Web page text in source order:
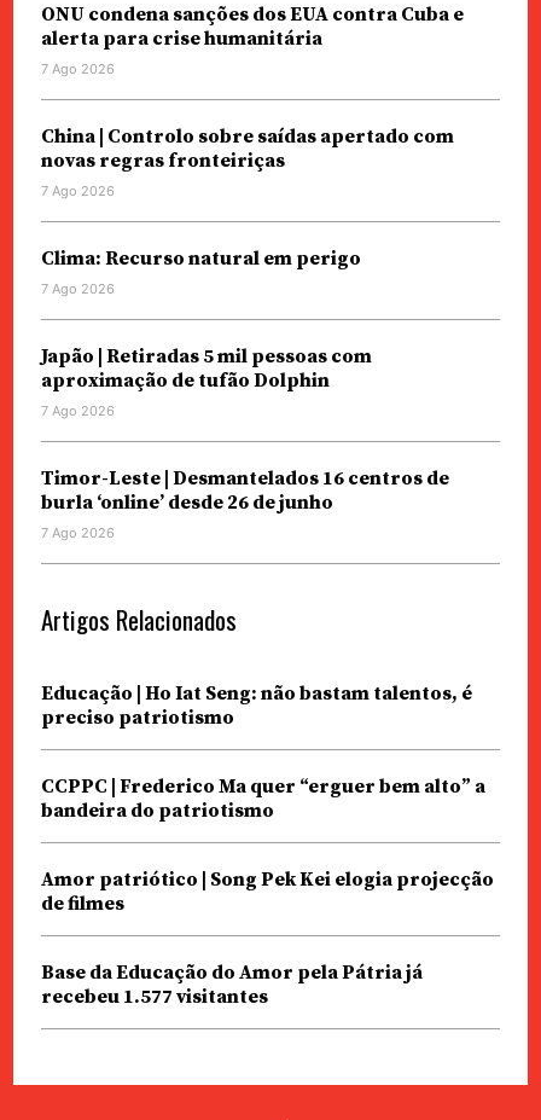
ONU condena sanções dos EUA contra Cuba e
alerta para crise humanitária
7 Ago 2026
China | Controlo sobre saídas apertado com
novas regras fronteiriças
7 Ago 2026
Clima: Recurso natural em perigo
7 Ago 2026
Japão | Retiradas 5 mil pessoas com
aproximação de tufão Dolphin
7 Ago 2026
Timor-Leste | Desmantelados 16 centros de
burla ‘online’ desde 26 de junho
7 Ago 2026
Artigos Relacionados
Educação | Ho Iat Seng: não bastam talentos, é
preciso patriotismo
CCPPC | Frederico Ma quer “erguer bem alto” a
bandeira do patriotismo
Amor patriótico | Song Pek Kei elogia projecção
de filmes
Base da Educação do Amor pela Pátria já
recebeu 1.577 visitantes